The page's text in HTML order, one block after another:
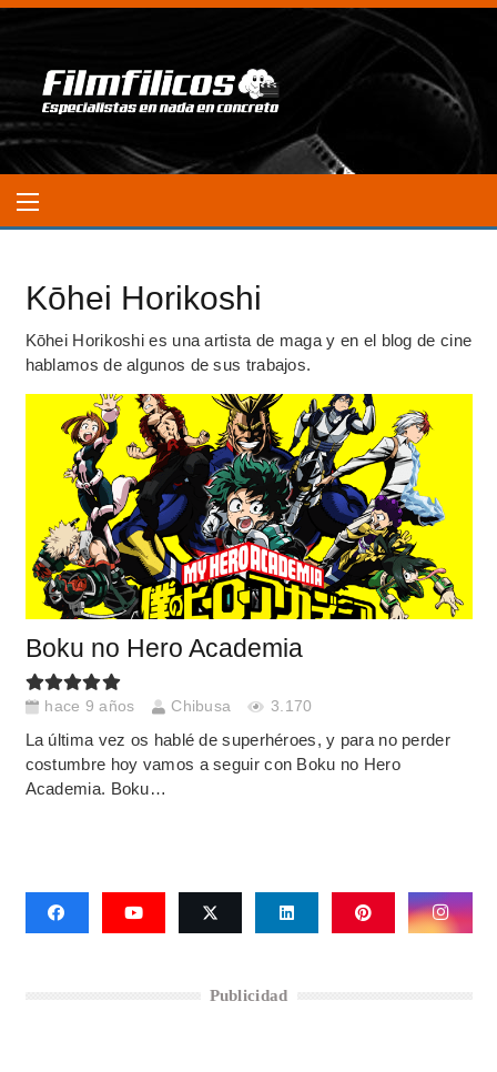
Kōhei Horikoshi
Kōhei Horikoshi es una artista de maga y en el blog de cine
hablamos de algunos de sus trabajos.
Boku no Hero Academia
hace 9 años Chibusa 3.170
La última vez os hablé de superhéroes, y para no perder
costumbre hoy vamos a seguir con Boku no Hero
Academia. Boku…
Publicidad